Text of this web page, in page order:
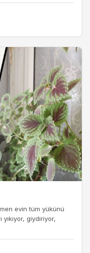
evin tüm yükünü
giydiriyor,